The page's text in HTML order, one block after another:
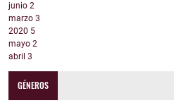
junio 2
marzo 3
2020 5
mayo 2
abril 3
GÉNEROS